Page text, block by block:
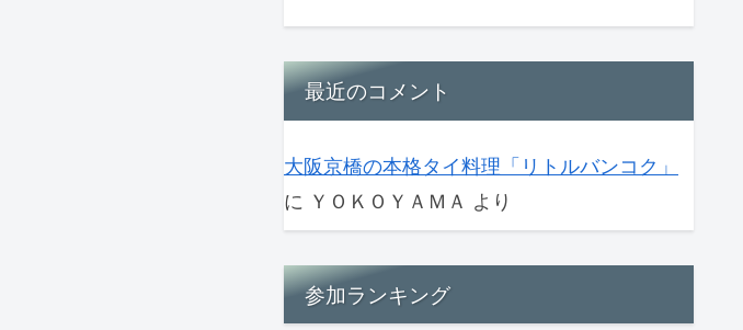
最近のコメント
大阪京橋の本格タイ料理「リトルバンコク」
に ＹＯＫＯＹＡＭＡ より
参加ランキング